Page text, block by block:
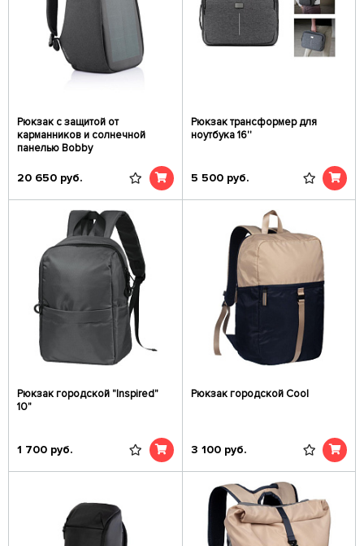
Рюкзак с защитой от
карманников и солнечной
панелью Bobby
20 650 руб.
Рюкзак трансформер для
ноутбука 16''
5 500 руб.
Рюкзак городской "Inspired"
10"
1 700 руб.
Рюкзак городской Cool
3 100 руб.